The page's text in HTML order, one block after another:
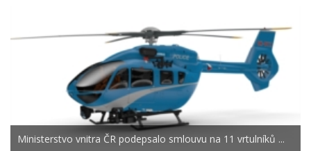
Ministerstvo vnitra ČR podepsalo smlouvu na 11 vrtulníků ...